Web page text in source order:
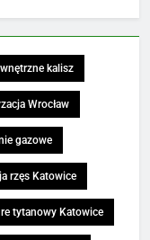
kalisz
Wrocław
gazowe
rzęs Katowice
tytanowy Katowice